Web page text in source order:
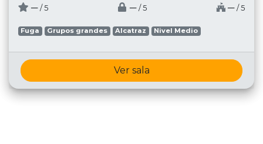
─ / 5 ─ / 5 ─ / 5
Fuga Grupos grandes Alcatraz Nivel Medio
Ver sala